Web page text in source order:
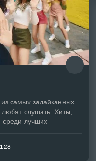
самых залайканных.
слушать. Хиты,
среди лучших
128